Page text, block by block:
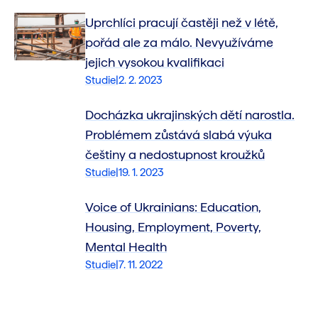
Studie|2. 2. 2023
Uprchlíci pracují častěji než v létě,
pořád ale za málo. Nevyužíváme
jejich vysokou kvalifikaci
Studie|19. 1. 2023
Docházka ukrajinských dětí narostla.
Problémem zůstává slabá výuka
češtiny a nedostupnost kroužků
Studie|7. 11. 2022
Voice of Ukrainians: Education,
Housing, Employment, Poverty,
Mental Health